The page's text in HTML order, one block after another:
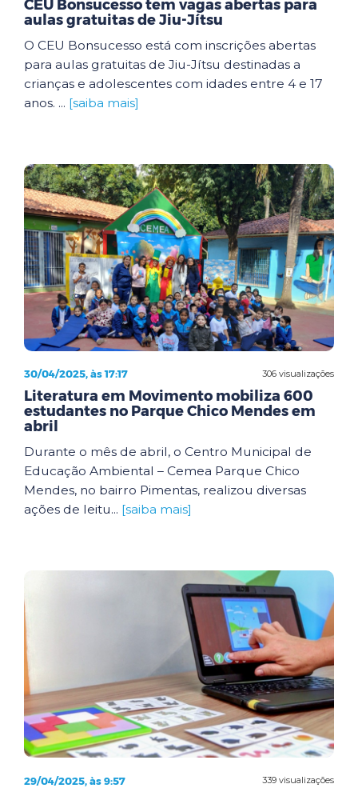
CEU Bonsucesso tem vagas abertas para
aulas gratuitas de Jiu-Jítsu
O CEU Bonsucesso está com inscrições abertas
para aulas gratuitas de Jiu-Jítsu destinadas a
crianças e adolescentes com idades entre 4 e 17
anos. ... [saiba mais]
306 visualizações
30/04/2025, às 17:17
Literatura em Movimento mobiliza 600
estudantes no Parque Chico Mendes em
abril
Durante o mês de abril, o Centro Municipal de
Educação Ambiental – Cemea Parque Chico
Mendes, no bairro Pimentas, realizou diversas
ações de leitu... [saiba mais]
339 visualizações
29/04/2025, às 9:57